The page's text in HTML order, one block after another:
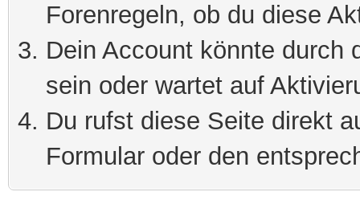
Forenregeln, ob du diese
Dein Account könnte durch
sein oder wartet auf
Du rufst diese Seite direkt
Formular oder den